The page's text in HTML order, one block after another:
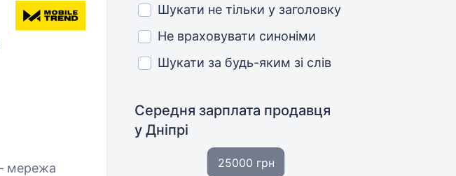
Шукати не тільки у заголовку
Не враховувати синоніми
Шукати за будь-яким зі слів
Середня зарплата продавця
у Дніпрі
25000 грн